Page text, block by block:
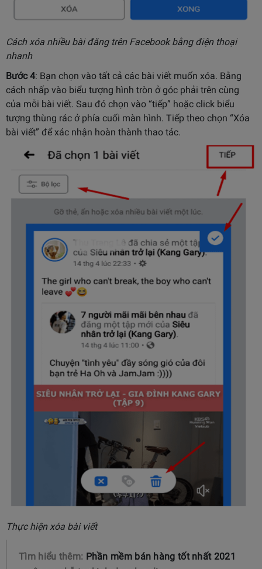
Cách xóa nhiều bài đăng trên Facebook bằng điện thoại
nhanh
Bước 4: Bạn chọn vào tất cả các bài viết muốn xóa. Bằng
cách nhấp vào biểu tượng hình tròn ở góc phải trên cùng
của mỗi bài viết. Sau đó chọn vào “tiếp” hoặc click biểu
tượng thùng rác ở phía cuối màn hình. Tiếp theo chọn “Xóa
bài viết” để xác nhận hoàn thành thao tác.
Thực hiện xóa bài viết
Tìm hiểu thêm: Phần mềm bán hàng tốt nhất 2021